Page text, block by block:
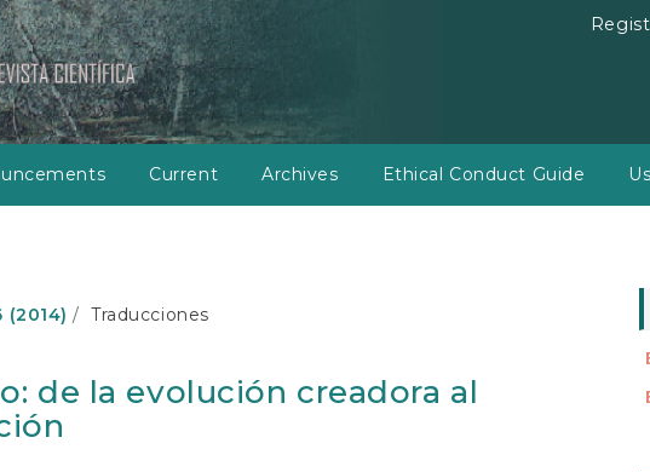
Current Archives Ethical Conduct Guide
(2014) Traducciones
de la evolución creadora al